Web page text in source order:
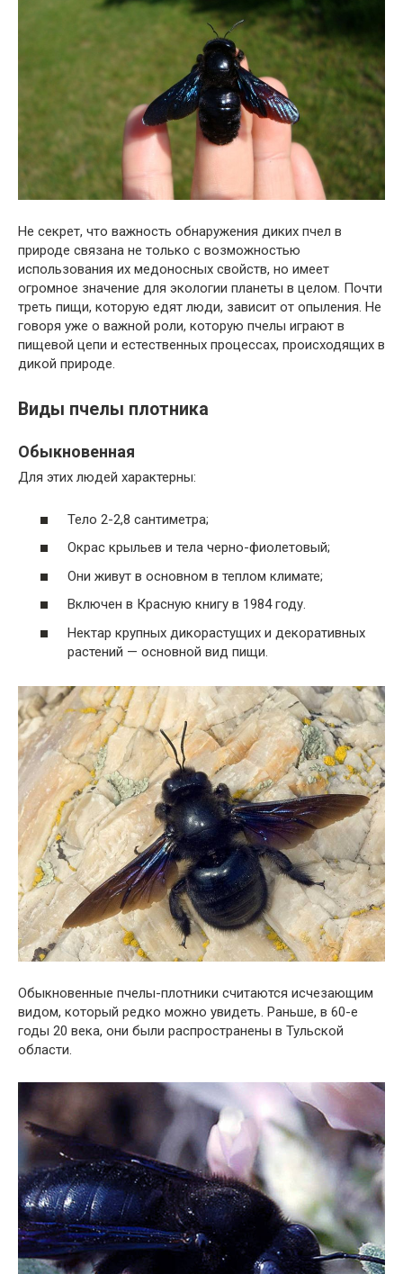
Не секрет, что важность обнаружения диких пчел в
природе связана не только с возможностью
использования их медоносных свойств, но имеет
огромное значение для экологии планеты в целом. Почти
треть пищи, которую едят люди, зависит от опыления. Не
говоря уже о важной роли, которую пчелы играют в
пищевой цепи и естественных процессах, происходящих в
дикой природе.
Виды пчелы плотника
Обыкновенная
Для этих людей характерны:
Тело 2-2,8 сантиметра;
Окрас крыльев и тела черно-фиолетовый;
Они живут в основном в теплом климате;
Включен в Красную книгу в 1984 году.
Нектар крупных дикорастущих и декоративных
растений — основной вид пищи.
Обыкновенные пчелы-плотники считаются исчезающим
видом, который редко можно увидеть. Раньше, в 60-е
годы 20 века, они были распространены в Тульской
области.